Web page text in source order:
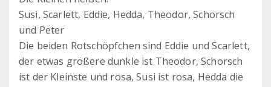
Susi, Scarlett, Eddie, Hedda, Theodor, Schorsch
und Peter
Die beiden Rotschöpfchen sind Eddie und Scarlett,
der etwas größere dunkle ist Theodor, Schorsch
ist der Kleinste und rosa, Susi ist rosa, Hedda die